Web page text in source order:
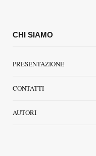
CHI SIAMO
PRESENTAZIONE
CONTATTI
AUTORI